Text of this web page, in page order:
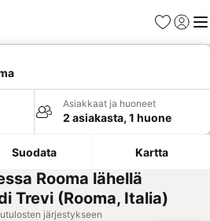
Suosikit
Asiakkaat ja huoneet
2 asiakasta, 1 huone
Suodata Kartta
Rooma lähellä
Trevi (Rooma, Italia)
järjestykseen